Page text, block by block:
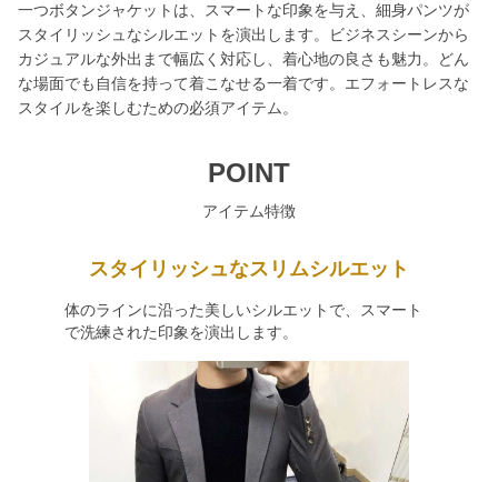
一つボタンジャケットは、スマートな印象を与え、細身パンツが
スタイリッシュなシルエットを演出します。ビジネスシーンから
カジュアルな外出まで幅広く対応し、着心地の良さも魅力。どん
な場面でも自信を持って着こなせる一着です。エフォートレスな
スタイルを楽しむための必須アイテム。
POINT
アイテム特徴
スタイリッシュなスリムシルエット
体のラインに沿った美しいシルエットで、スマート
で洗練された印象を演出します。